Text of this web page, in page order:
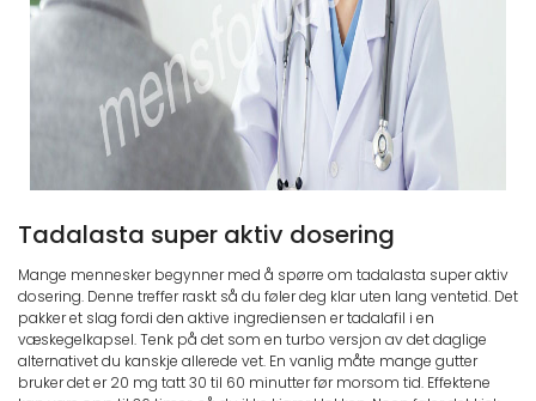
Tadalasta super aktiv dosering
Mange mennesker begynner med å spørre om tadalasta super aktiv
dosering. Denne treffer raskt så du føler deg klar uten lang ventetid. Det
pakker et slag fordi den aktive ingrediensen er tadalafil i en
væskegelkapsel. Tenk på det som en turbo versjon av det daglige
alternativet du kanskje allerede vet. En vanlig måte mange gutter
bruker det er 20 mg tatt 30 til 60 minutter før morsom tid. Effektene